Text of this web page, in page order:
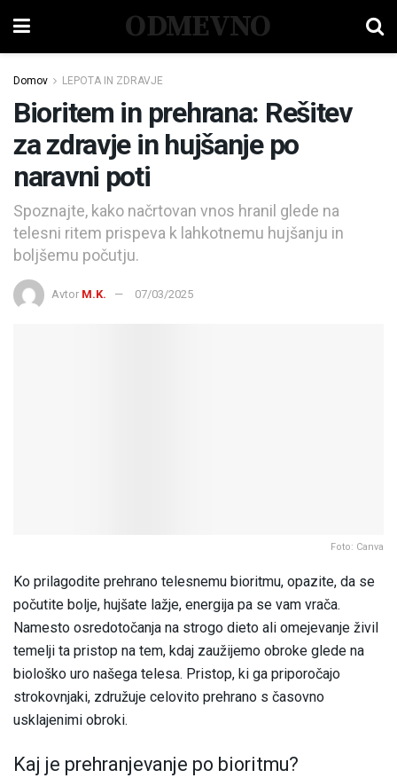
ODMEVNO
Domov LEPOTA IN ZDRAVJE
Bioritem in prehrana: Rešitev
za zdravje in hujšanje po
naravni poti
Spoznajte, kako načrtovan vnos hranil glede na
telesni ritem prispeva k lahkotnemu hujšanju in
boljšemu počutju.
Avtor M.K. 07/03/2025
Foto: Canva
Ko prilagodite prehrano telesnemu bioritmu, opazite, da se
počutite bolje, hujšate lažje, energija pa se vam vrača.
Namesto osredotočanja na strogo dieto ali omejevanje živil
temelji ta pristop na tem, kdaj zaužijemo obroke glede na
biološko uro našega telesa. Pristop, ki ga priporočajo
strokovnjaki, združuje celovito prehrano s časovno
usklajenimi obroki.
Kaj je prehranjevanje po bioritmu?